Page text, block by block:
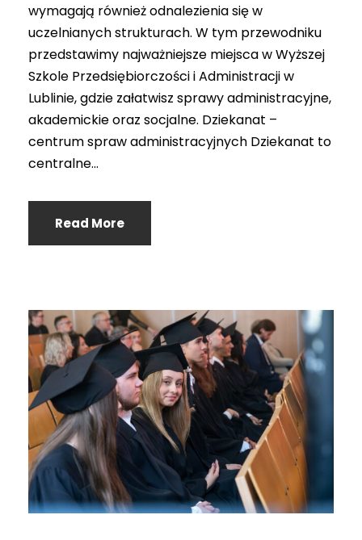
wymagają również odnalezienia się w
uczelnianych strukturach. W tym przewodniku
przedstawimy najważniejsze miejsca w Wyższej
Szkole Przedsiębiorczości i Administracji w
Lublinie, gdzie załatwisz sprawy administracyjne,
akademickie oraz socjalne. Dziekanat –
centrum spraw administracyjnych Dziekanat to
centralne...
Read More